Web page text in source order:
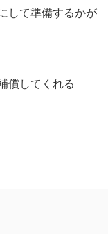
して準備するかが
償してくれる